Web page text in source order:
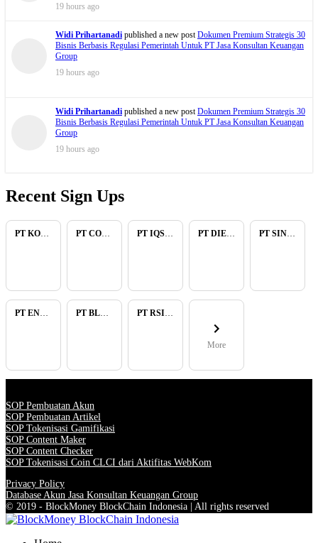
19 hours ago
Widi Prihartanadi published a new post Dokumen Premium Strategis 30
Bisnis Berbasis Regulasi Pemerintah Untuk PT Jasa Konsultan Keuangan
Group
19 hours ago
Widi Prihartanadi published a new post Dokumen Premium Strategis 30
Bisnis Berbasis Regulasi Pemerintah Untuk PT Jasa Konsultan Keuangan
Group
19 hours ago
Recent Sign Ups
More
SOP Pembuatan Akun
SOP Pembuatan Artikel
SOP Tokenisasi Gamifikasi
SOP Content Maker
SOP Content Checker
SOP Tokenisasi Coin CLCI dari Aktifitas WebKom
Privacy Policy
Database Akun Jasa Konsultan Keuangan Group
© 2019 - BlockMoney BlockChain Indonesia | All rights reserved